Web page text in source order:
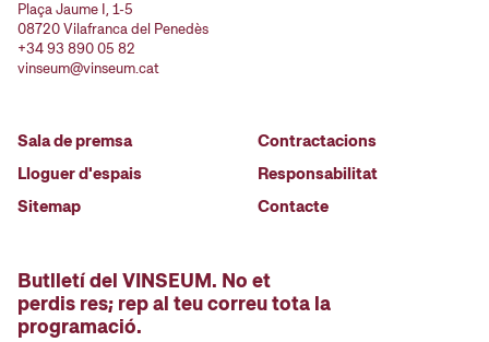
Plaça Jaume I, 1-5
08720 Vilafranca del Penedès
+34 93 890 05 82
vinseum@vinseum.cat
Sala de premsa
Lloguer d'espais
Sitemap
Contractacions
Responsabilitat
Contacte
Butlletí del VINSEUM. No et
perdis res; rep al teu correu tota la
programació.